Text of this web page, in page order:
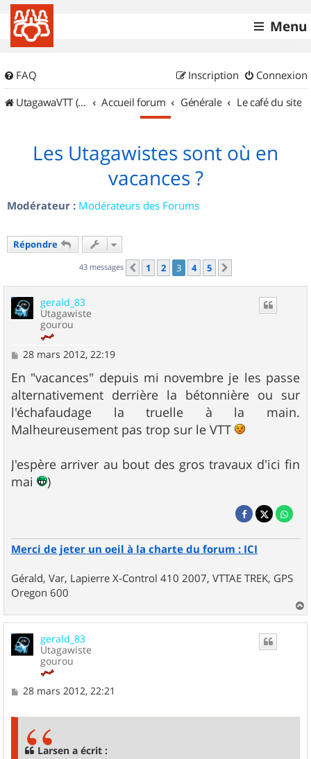
Menu
FAQ Connexion
Inscription
UtagawaVTT (Randos VTT et VTTAE avec traces GPS)
Accueil forum Générale Le café du site
Les Utagawistes sont où en
vacances ?
Modérateur : Modérateurs des Forums
Répondre
43 messages Précédent
1 2 3 4 5
gerald_83
Utagawiste
gourou
M
s
s
a
g
e
28 mars 2012, 22:19
En "vacances" depuis mi novembre je les passe
alternativement derrière la bétonnière ou sur
l'échafaudage la truelle à la main.
Malheureusement pas trop sur le VTT
J'espère arriver au bout des gros travaux d'ici fin
mai
)
Merci de jeter un oeil à la charte du forum : ICI
Gérald, Var, Lapierre X-Control 410 2007, VTTAE TREK, GPS
Oregon 600
a
u
gerald_83
Utagawiste
gourou
M
28 mars 2012, 22:21
Larsen a écrit :